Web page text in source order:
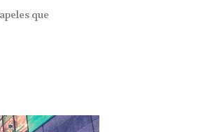
que